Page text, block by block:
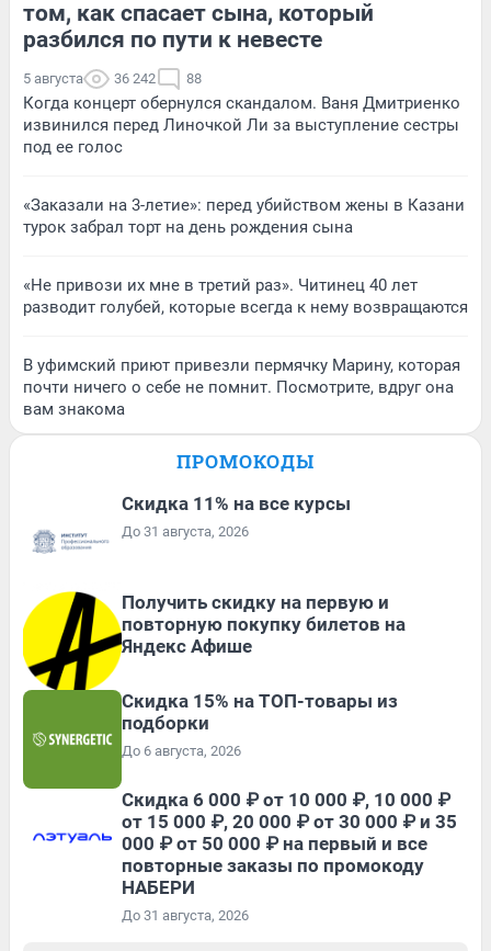
том, как спасает сына, который
разбился по пути к невесте
5 августа 36 242 88
Когда концерт обернулся скандалом. Ваня Дмитриенко
извинился перед Линочкой Ли за выступление сестры
под ее голос
«Заказали на 3-летие»: перед убийством жены в Казани
турок забрал торт на день рождения сына
«Не привози их мне в третий раз». Читинец 40 лет
разводит голубей, которые всегда к нему возвращаются
В уфимский приют привезли пермячку Марину, которая
почти ничего о себе не помнит. Посмотрите, вдруг она
вам знакома
ПРОМОКОДЫ
Скидка 11% на все курсы
До 31 августа, 2026
Получить скидку на первую и
повторную покупку билетов на
Яндекс Афише
Скидка 15% на ТОП-товары из
подборки
До 6 августа, 2026
Скидка 6 000 ₽ от 10 000 ₽, 10 000 ₽
от 15 000 ₽, 20 000 ₽ от 30 000 ₽ и 35
000 ₽ от 50 000 ₽ на первый и все
повторные заказы по промокоду
НАБЕРИ
До 31 августа, 2026